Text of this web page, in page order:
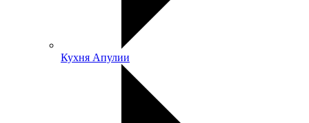
Кухня Апулии